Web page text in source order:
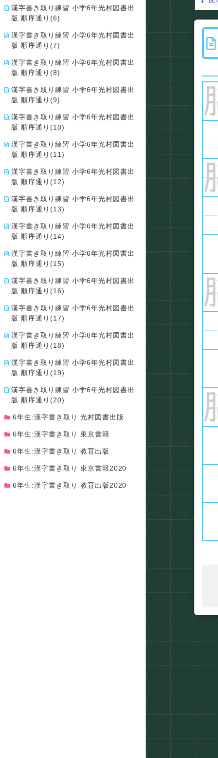
漢字書き取り練習 小学6年光村図書出
版 順序通り(6)
漢字書き取り練習 小学6年光村図書出
版 順序通り(7)
漢字書き取り練習 小学6年光村図書出
版 順序通り(8)
漢字書き取り練習 小学6年光村図書出
版 順序通り(9)
漢字書き取り練習 小学6年光村図書出
版 順序通り(10)
漢字書き取り練習 小学6年光村図書出
版 順序通り(11)
漢字書き取り練習 小学6年光村図書出
版 順序通り(12)
漢字書き取り練習 小学6年光村図書出
版 順序通り(13)
漢字書き取り練習 小学6年光村図書出
版 順序通り(14)
漢字書き取り練習 小学6年光村図書出
版 順序通り(15)
漢字書き取り練習 小学6年光村図書出
版 順序通り(16)
漢字書き取り練習 小学6年光村図書出
版 順序通り(17)
漢字書き取り練習 小学6年光村図書出
版 順序通り(18)
漢字書き取り練習 小学6年光村図書出
版 順序通り(19)
漢字書き取り練習 小学6年光村図書出
版 順序通り(20)
6年生:漢字書き取り 光村図書出版
6年生:漢字書き取り 東京書籍
6年生:漢字書き取り 教育出版
6年生:漢字書き取り 東京書籍2020
6年生:漢字書き取り 教育出版2020